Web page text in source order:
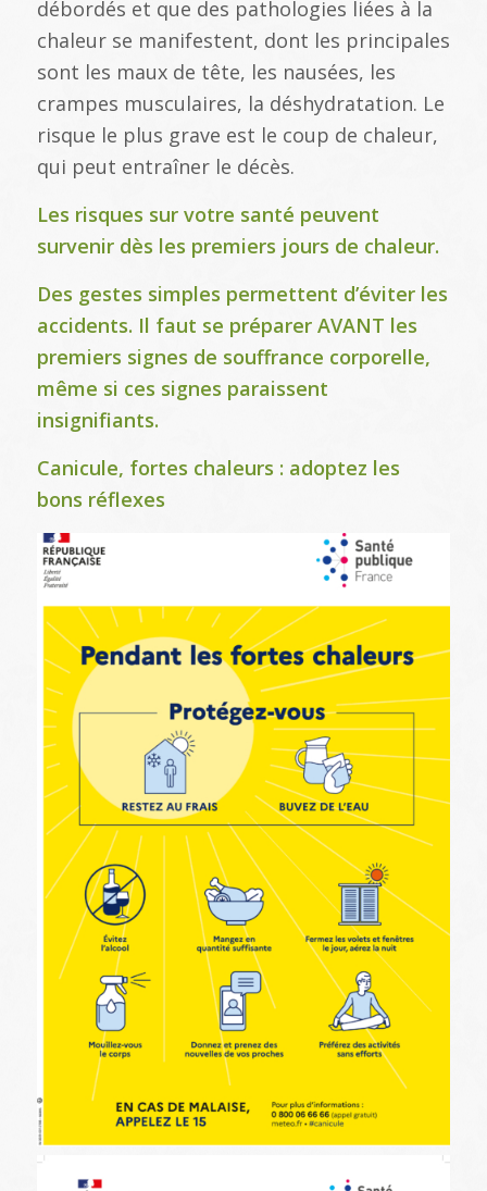
débordés et que des pathologies liées à la
chaleur se manifestent, dont les principales
sont les maux de tête, les nausées, les
crampes musculaires, la déshydratation. Le
risque le plus grave est le coup de chaleur,
qui peut entraîner le décès.
Les risques sur votre santé peuvent
survenir dès les premiers jours de chaleur.
Des gestes simples permettent d’éviter les
accidents. Il faut se préparer AVANT les
premiers signes de souffrance corporelle,
même si ces signes paraissent
insignifiants.
Canicule, fortes chaleurs : adoptez les
bons réflexes